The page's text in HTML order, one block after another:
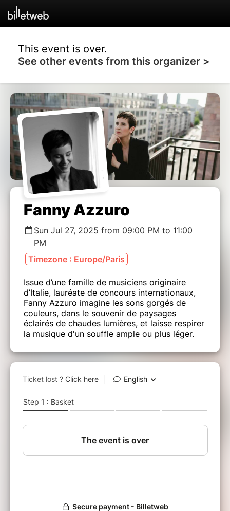
This event is over.
See other events from this organizer >
Fanny Azzuro
Sun Jul 27, 2025 from 09:00 PM to 11:00
PM
Timezone : Europe/Paris
Issue d’une famille de musiciens originaire
d’Italie, lauréate de concours internationaux,
Fanny Azzuro imagine les sons gorgés de
couleurs, dans le souvenir de paysages
éclairés de chaudes lumières, et laisse respirer
la musique d'un souffle ample ou plus léger.